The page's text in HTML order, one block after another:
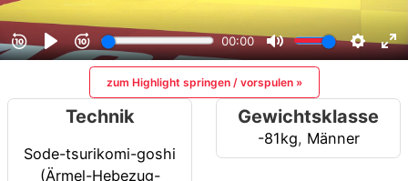
zum Highlight springen / vorspulen »
Technik
Sode-tsurikomi-goshi
(Ärmel-Hebezug-
Gewichtsklasse
-81kg, Männer